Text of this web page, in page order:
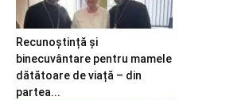
Recunoștință și
binecuvântare pentru mamele
dătătoare de viață – din
partea...